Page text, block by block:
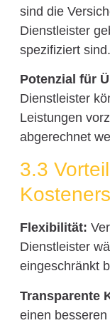
sind die
Dienstleister
spezifiziert sind.
Potenzial für
Dienstleister
Leistungen
abgerechnet
3.3
Flexibilität:
Dienstleister
eingeschränkt
Transparente
einen